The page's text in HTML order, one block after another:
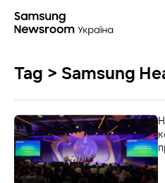
Tag > Samsung